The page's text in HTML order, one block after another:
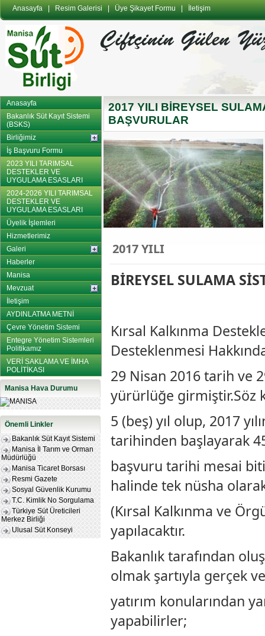
Anasayfa | Resim Galerisi | Üye Şikayet Formu | İletişim
Anasayfa
Bakanlık Süt Kayıt Sistemi
(BSKS)
Birliğimiz
İş Başvuru Formu
2023 YILI TARIMSAL
DESTEKLER VE
UYGULAMA ESASLARI
2024-2026 YILI TARIMSAL
DESTEKLER VE
UYGULAMA ESASLARI
Üyelik İşlemleri
Hizmetlerimiz
Galeri
Haberler
Manisa
Mevzuat
İletişim
AYDINLATMA METNİ
Çevre Yönetim Sistemi
Entegre Yönetim Sistemleri
Politikamız
VERİ SAKLAMA VE İMHA
POLİTİKASI
Manisa Hava Durumu
Önemli Linkler
Bakanlık Süt Kayıt Sistemi
Manisa İl Tarım ve Orman
Müdürlüğü
Manisa Ticaret Borsası
Resmi Gazete
Sosyal Güvenlik Kurumu
T.C. Kimlik No Sorgulama
Türkiye Süt Üreticileri
Merkez Birliği
Ulusal Süt Konseyi
2017 YILI BİREYSEL
BAŞVURULAR
2017 YILI
BİREYSEL SULAMA
Kırsal Kalkınma
Desteklenmesi
29 Nisan 2016 tarih ve
yürürlüğe girmiştir.Söz
5 (beş) yıl olup, 2017
tarihinden başlayarak
başvuru tarihi mesai
halinde tek nüsha
(Kırsal Kalkınma ve
yapılacaktır.
Bakanlık tarafından
olmak şartıyla gerçek
yatırım konularından
yapabilirler;